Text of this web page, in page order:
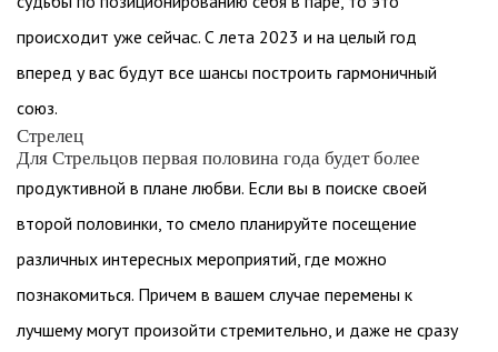
происходит уже сейчас. С лета 2023 и на целый год
вперед у вас будут все шансы построить гармоничный
союз.
Стрелец
Для Стрельцов первая половина года будет более
продуктивной в плане любви. Если вы в поиске своей
второй половинки, то смело планируйте посещение
различных интересных мероприятий, где можно
познакомиться. Причем в вашем случае перемены к
лучшему могут произойти стремительно, и даже не сразу